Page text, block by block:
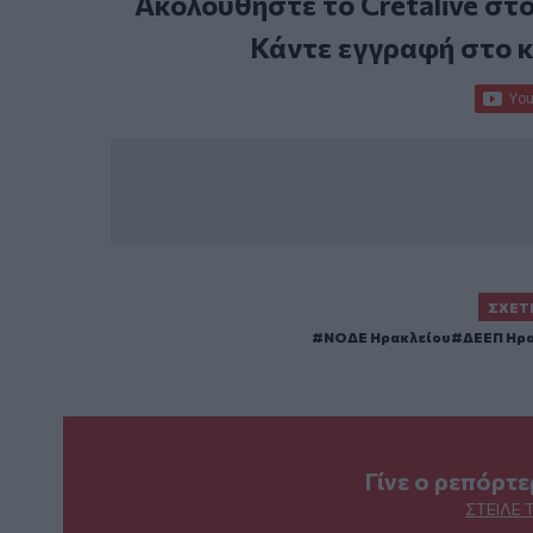
Κάντε εγγραφή στο
ΝΟΔΕ Ηρακλείου
ΔΕΕΠ
Γίνε ο
ΣΤΕΊΛΕ